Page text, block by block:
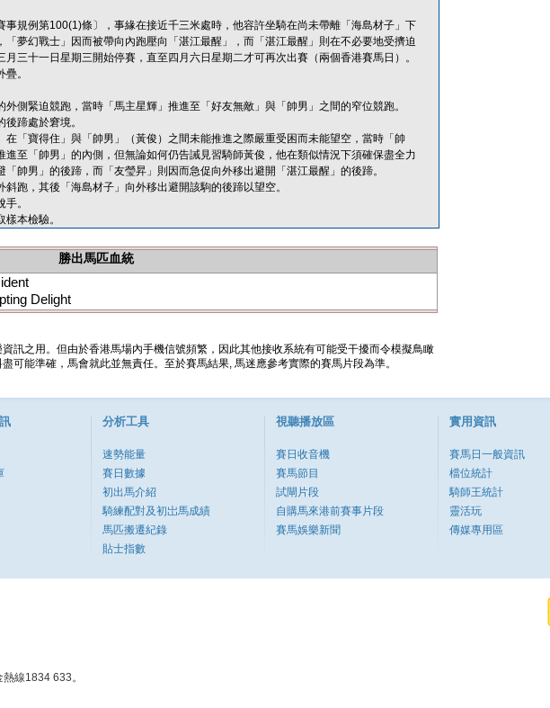
規例第100(1)條〕，事緣在接近千三米處時，他容許坐騎在尚未帶離「海島材子」下
夢幻戰士」因而被帶向內跑壓向「湛江最醒」，而「湛江最醒」則在不必要地受擠迫
三十一日星期三開始停賽，直至四月六日星期二才可再次出賽（兩個香港賽馬日）。
。
側緊迫競跑，當時「馬主星輝」推進至「好友無敵」與「帥男」之間的窄位競跑。
蹄處於窘境。
「寶得住」與「帥男」（黃俊）之間未能推進之際嚴重受困而未能望空，當時「帥
至「帥男」的內側，但無論如何仍告誡見習騎師黃俊，他在類似情況下須確保盡全力
帥男」的後蹄，而「友瑩昇」則因而急促向外移出避開「湛江最醒」的後蹄。
跑，其後「海島材子」向外移出避開該駒的後蹄以望空。
。
本檢驗。
勝出馬匹血統
Delight
訊之用。但由於香港馬場內手機信號頻繁，因此其他接收系統有可能受干擾而令模擬鳥瞰
可能準確，馬會就此並無責任。至於賽馬結果, 馬迷應參考實際的賽馬片段為準。
分析工具
速勢能量
賽日數據
初出馬介紹
騎練配對及初岀馬成績
馬匹搬遷紀錄
貼士指數
視聽播放區
賽日收音機
賽馬節目
試閘片段
自購馬來港前賽事片段
賽馬娛樂新聞
實用資訊
賽馬日一般資訊
檔位統計
騎師王統計
靈活玩
傳媒專用區
線1834 633。